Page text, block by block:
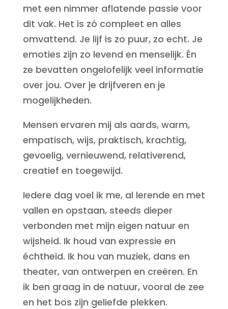
met een nimmer aflatende passie voor
dit vak. Het is zó compleet en alles
omvattend. Je lijf is zo puur, zo echt. Je
emoties zijn zo levend en menselijk. Én
ze bevatten ongelofelijk veel informatie
over jou. Over je drijfveren en je
mogelijkheden.
Mensen ervaren mij als aards, warm,
empatisch, wijs, praktisch, krachtig,
gevoelig, vernieuwend, relativerend,
creatief en toegewijd.
Iedere dag voel ik me, al lerende en met
vallen en opstaan, steeds dieper
verbonden met mijn eigen natuur en
wijsheid. Ik houd van expressie en
échtheid. Ik hou van muziek, dans en
theater, van ontwerpen en creëren. En
ik ben graag in de natuur, vooral de zee
en het bos zijn geliefde plekken.